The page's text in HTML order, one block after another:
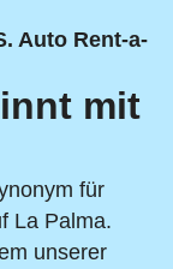
Auto Rent-a-
mit
für
La Palma.
unserer